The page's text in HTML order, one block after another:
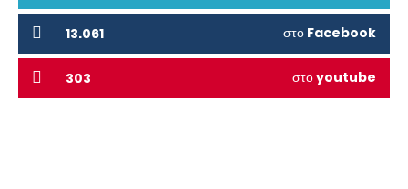
13.061 στο Facebook
303 στοyoutube